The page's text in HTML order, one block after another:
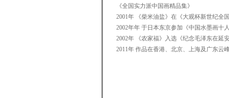
《全国实力派中国画精品集》
2001年 《柴米油盐》在《大观杯新世纪全
2002年年 于日本东京参加《中国水墨画十人
2002年 《农家福》入选《纪念毛泽东在延
2011年 作品在香港、北京、上海及广东云